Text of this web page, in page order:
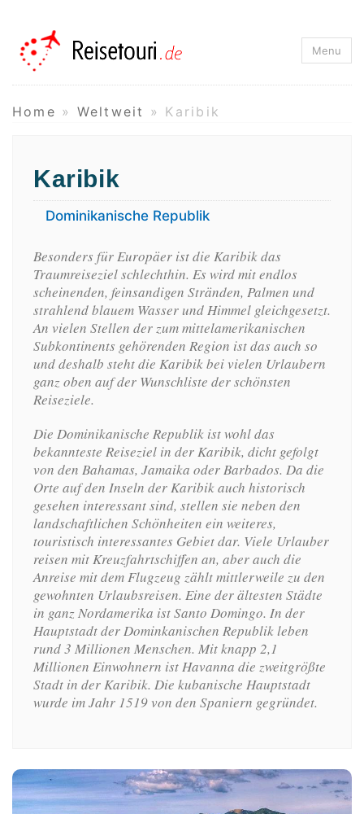
Reisetouri.de
Menu
Home » Weltweit » Karibik
Karibik
Dominikanische Republik
Besonders für Europäer ist die Karibik das
Traumreiseziel schlechthin. Es wird mit endlos
scheinenden, feinsandigen Stränden, Palmen und
strahlend blauem Wasser und Himmel gleichgesetzt.
An vielen Stellen der zum mittelamerikanischen
Subkontinents gehörenden Region ist das auch so
und deshalb steht die Karibik bei vielen Urlaubern
ganz oben auf der Wunschliste der schönsten
Reiseziele.
Die Dominikanische Republik ist wohl das
bekannteste Reiseziel in der Karibik, dicht gefolgt
von den Bahamas, Jamaika oder Barbados. Da die
Orte auf den Inseln der Karibik auch historisch
gesehen interessant sind, stellen sie neben den
landschaftlichen Schönheiten ein weiteres,
touristisch interessantes Gebiet dar. Viele Urlauber
reisen mit Kreuzfahrtschiffen an, aber auch die
Anreise mit dem Flugzeug zählt mittlerweile zu den
gewohnten Urlaubsreisen. Eine der ältesten Städte
in ganz Nordamerika ist Santo Domingo. In der
Hauptstadt der Dominkanischen Republik leben
rund 3 Millionen Menschen. Mit knapp 2,1
Millionen Einwohnern ist Havanna die zweitgrößte
Stadt in der Karibik. Die kubanische Hauptstadt
wurde im Jahr 1519 von den Spaniern gegründet.